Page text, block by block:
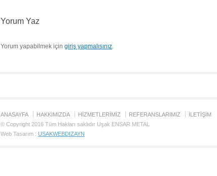
Yorum Yaz
Yorum yapabilmek için giriş yapmalısınız.
ANASAYFA HAKKIMIZDA HİZMETLERİMİZ REFERANSLARIMIZ
İLETİŞİM
© Copyright 2016 Tüm Hakları saklıdır Uşak ENSAR METAL
Web Tasarım : USAKWEBDIZAYN